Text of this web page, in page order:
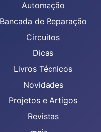
Automação
Bancada de Reparação
Circuitos
Dicas
Livros Técnicos
Novidades
Projetos e Artigos
Revistas